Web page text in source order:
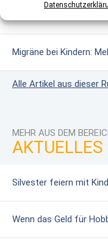
Migräne bei Kindern:
Alle Artikel aus dieser
MEHR AUS DEM
AKTUELLES
Silvester feiern mit
Wenn das Geld für